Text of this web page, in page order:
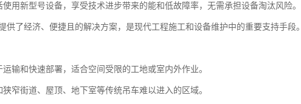
用新型号设备，享受技术进步带来的能和低故障率，无需承担设备淘汰风险。
供了经济、便捷且的解决方案，是现代工程施工和设备维护中的重要支持手段。
输和快速部署，适合空间受限的工地或室内外作业。
窄街道、屋顶、地下室等传统吊车难以进入的区域。